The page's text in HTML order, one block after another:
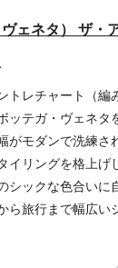
ェネタ） ザ・
トレチャート（
ッテガ・ヴェネタ
がモダンで洗練
イリングを格上げ
シックな色合い
ら旅行まで幅広い